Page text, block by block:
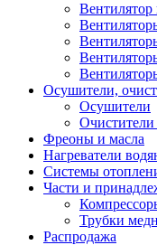
Осушители,
Осушители
Очистители
Фреоны и масла
Нагреватели
Системы
Части и
Трубки
Раcпродажа